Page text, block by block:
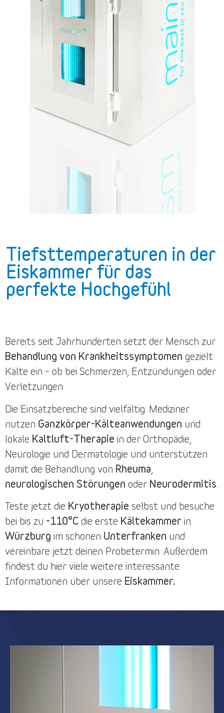
Tiefsttemperaturen in der
Eiskammer für das
perfekte Hochgefühl
Bereits seit Jahrhunderten setzt der Mensch zur
Behandlung von Krankheitssymptomen gezielt
Kälte ein – ob bei Schmerzen, Entzündungen oder
Verletzungen.
Die Einsatzbereiche sind vielfältig. Mediziner
nutzen Ganzkörper-Kälteanwendungen und
lokale Kaltluft-Therapie in der Orthopädie,
Neurologie und Dermatologie und unterstützen
damit die Behandlung von Rheuma
neurologischen Störungen oder Neurodermitis
Teste jetzt die Kryotherapie selbst und besuche
bei bis zu -110°C die erste Kältekammer in
Würzburg im schönen Unterfranken und
vereinbare jetzt deinen Probetermin . Außerdem
findest du hier viele weitere interessante
Informationen über unsere Eiskammer.